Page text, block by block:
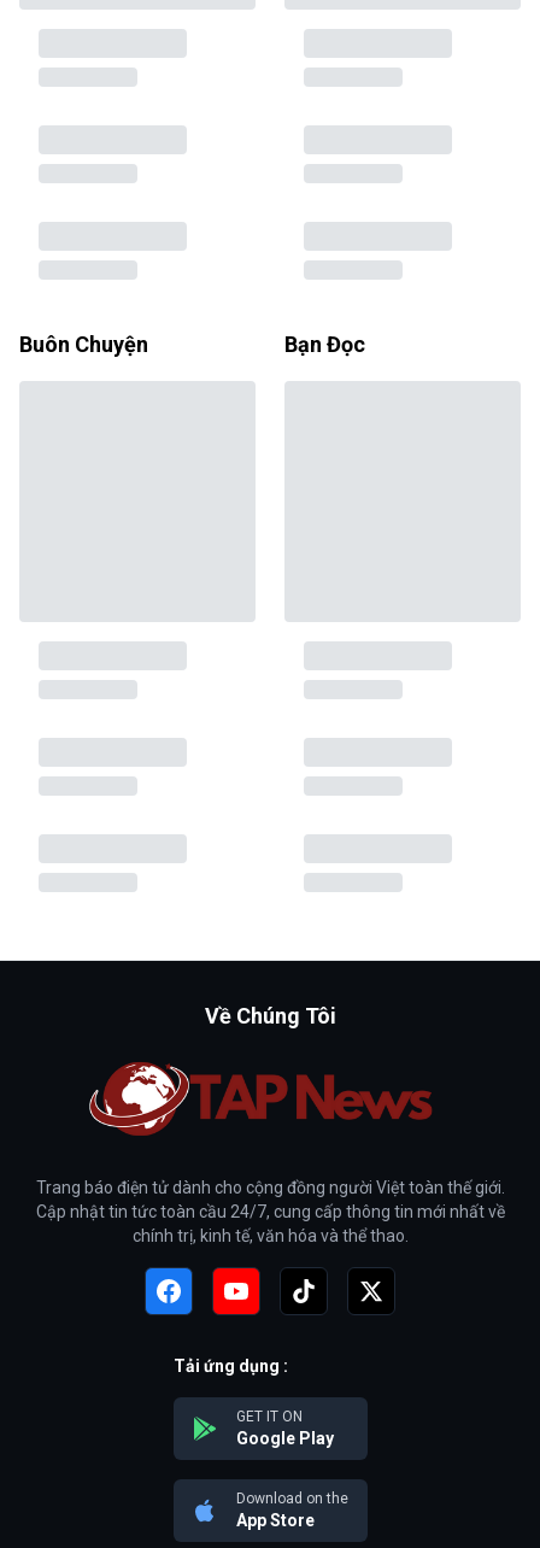
Buôn Chuyện Bạn Đọc
Về Chúng Tôi
Trang báo điện tử dành cho cộng đồng người Việt toàn thế giới.
Cập nhật tin tức toàn cầu 24/7, cung cấp thông tin mới nhất về
chính trị, kinh tế, văn hóa và thể thao.
Tải ứng dụng :
GET IT ON
Google Play
Download on the
App Store